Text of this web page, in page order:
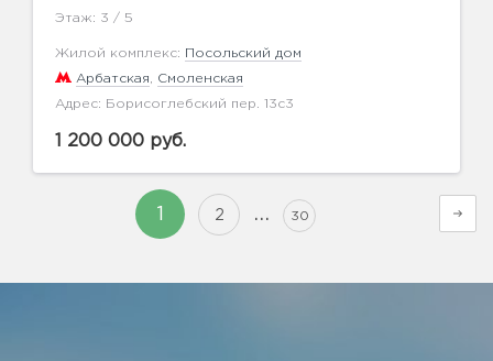
Этаж: 3 / 5
Жилой комплекс: Посольский дом
Арбатская Смоленская
Адрес: Борисоглебский пер. 13с3
1 200 000 руб.
2 … 30